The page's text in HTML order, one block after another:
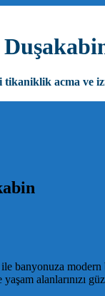
tikaniklik acma ve
banyonuza modern
alanlarınızı